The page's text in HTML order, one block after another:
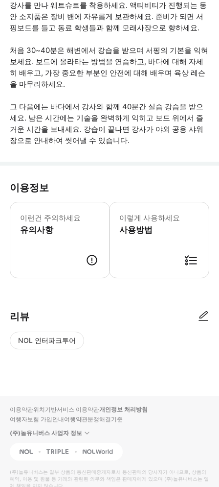
강사를 만나 웨트슈트를 착용하세요. 액티비티가 진행되는 동
안 소지품은 장비 밴에 자유롭게 보관하세요. 준비가 되면 서
핑보드를 들고 동료 학생들과 함께 모래사장으로 향하세요.
처음 30~40분은 해변에서 강습을 받으며 서핑의 기본을 익혀
보세요. 보드에 올라타는 방법을 연습하고, 바다에 대해 자세
히 배우고, 가장 중요한 부분인 안전에 대해 배우며 육상 레슨
을 마무리하세요.
그 다음에는 바다에서 강사와 함께 40분간 실습 강습을 받으
세요. 남은 시간에는 기술을 완벽하게 익히고 보드 위에서 즐
거운 시간을 보내세요. 강습이 끝나면 강사가 야외 공용 샤워
장으로 안내하여 씻어낼 수 있습니다.
이용정보
이런건 주의하세요
유의사항
이 액티비티에 참여하려면 기본적인
이렇게 사용하세요
사용방법
리뷰
NOL 인터파크투어
입니
다.
높
은
동
영
순
상
이용약관위치기반서비스 이용약관개인정보 처리방침
여행자보험 가입안내여행약관분쟁해결기준
(주)놀유니버스 사업자 정보
NOL Triple Interpark Global
(주)놀유니버스는 일부 상품의 통신판매중개자로서 통신판매의 당사자가 아니므로, 상품의
예약, 이용 및 환불 등 거래와 관련된 의무와 책임은 판매자에게 있으며 (주)놀유니버스는 일
체 책임을 지지 않습니다.